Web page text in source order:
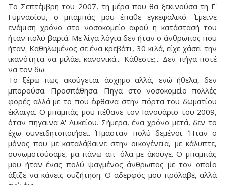
Το Σεπτέμβρη του 2007, τη μέρα που θα ξεκινούσα τη Γ'
Γυμνασίου, ο μπαμπάς μου έπαθε εγκεφαλικό. Έμεινε
ενάμιση χρόνο στο νοσοκομείο αφού η κατάστασή του
ήταν πολύ βαριά. Με λίγα λόγια δεν ήταν ο άνθρωπος που
ήταν. Καθηλωμένος σε ένα κρεβάτι, 30 κιλά, είχε χάσει την
ικανότητα να μιλάει κανονικά... Κάθεστε;... Δεν πήγα ποτέ
να τον δω.
Το ξέρω πως ακούγεται άσχημο αλλά, ενώ ήθελα, δεν
μπορούσα. Προσπάθησα. Πήγα στο νοσοκομείο πολλές
φορές αλλά με το που έφθανα στην πόρτα του δωματίου
έκλαιγα. Ο μπαμπάς μου πέθανε τον Ιανουάριο του 2009,
όταν πήγαινα Α' Λυκείου. Σήμερα, ένα χρόνο μετά, δεν το
έχω συνειδητοποιήσει. Ήμασταν πολύ δεμένοι. Ήταν ο
μόνος που με καταλάβαινε στην οικογένεια, με κάλυπτε,
συνωμοτούσαμε, μα πάνω απ' όλα με άκουγε. Ο μπαμπάς
μου ήταν ένας πολύ ψαγμένος άνθρωπος με τον οποίο
άξιζε να κάνεις συζήτηση. Ο αδερφός μου πρόλαβε, αλλά